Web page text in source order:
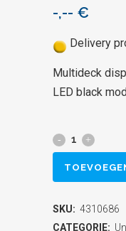
-,-- €
Delivery
Multideck
LED black
Multideck
display
MS12DCPCM1
SKU: 4310686
CATEGORIE: